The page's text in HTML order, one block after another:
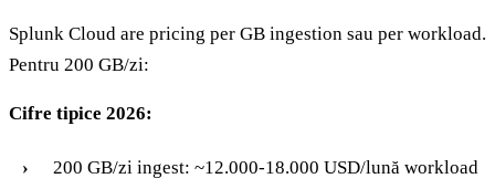
Splunk Cloud are pricing per GB ingestion sau per workload.
Pentru 200 GB/zi:
Cifre tipice 2026:
200 GB/zi ingest: ~12.000-18.000 USD/lună workload